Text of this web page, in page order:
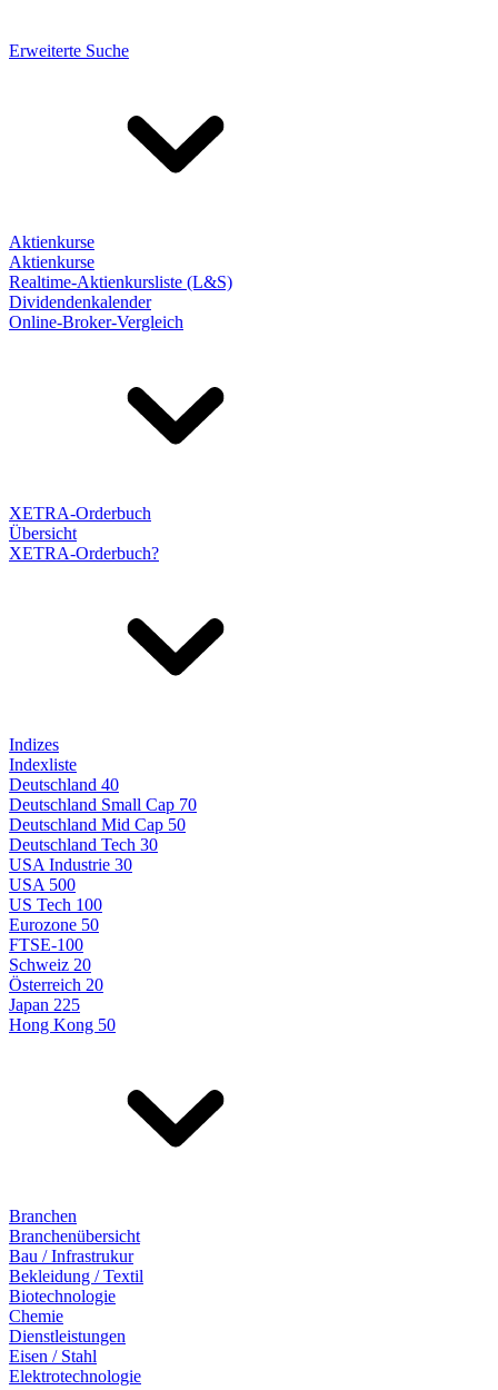
Erweiterte Suche
Aktienkurse
Aktienkurse
Realtime-Aktienkursliste (L&S)
Dividendenkalender
Online-Broker-Vergleich
XETRA-Orderbuch
Übersicht
XETRA-Orderbuch?
Indizes
Indexliste
Deutschland 40
Deutschland Small Cap 70
Deutschland Mid Cap 50
Deutschland Tech 30
USA Industrie 30
USA 500
US Tech 100
Eurozone 50
FTSE-100
Schweiz 20
Österreich 20
Japan 225
Hong Kong 50
Branchen
Branchenübersicht
Bau / Infrastrukur
Bekleidung / Textil
Biotechnologie
Chemie
Dienstleistungen
Eisen / Stahl
Elektrotechnologie